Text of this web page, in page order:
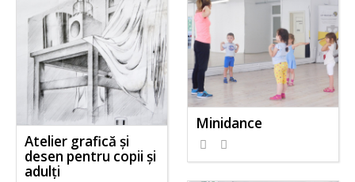
Atelier grafică și
desen pentru copii și
adulți
Minidance